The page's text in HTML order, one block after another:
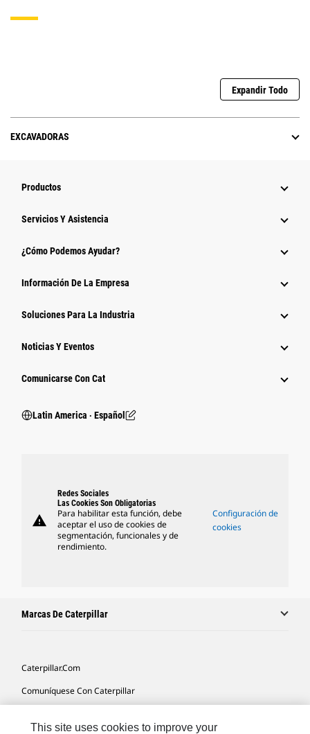
Expandir Todo
EXCAVADORAS
Productos
Servicios Y Asistencia
¿Cómo Podemos Ayudar?
Información De La Empresa
Soluciones Para La Industria
Noticias Y Eventos
Comunicarse Con Cat
Latin America ‧ Español
warning
Redes Sociales
Las Cookies Son Obligatorias
Para habilitar esta función, debe
aceptar el uso de cookies de
segmentación, funcionales y de
rendimiento.
Configuración de
cookies
Marcas De Caterpillar
Caterpillar.com
Comuníquese Con Caterpillar
This site uses cookies to improve your